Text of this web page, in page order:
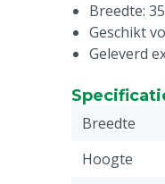
Breedte:
Geschikt
Geleverd
Breedte
Hoogte